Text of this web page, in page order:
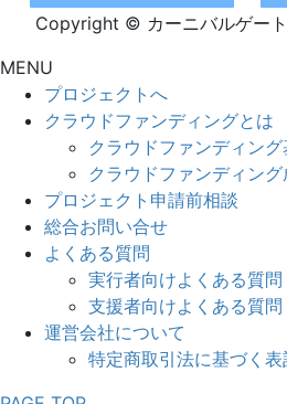
Copyright © カーニバルゲー
MENU
プロジェクトへ
クラウドファンディングとは
クラウドファンディン
クラウドファンディン
プロジェクト申請前相談
総合お問い合せ
よくある質問
実行者向けよくある質問
支援者向けよくある質問
運営会社について
特定商取引法に基づく表